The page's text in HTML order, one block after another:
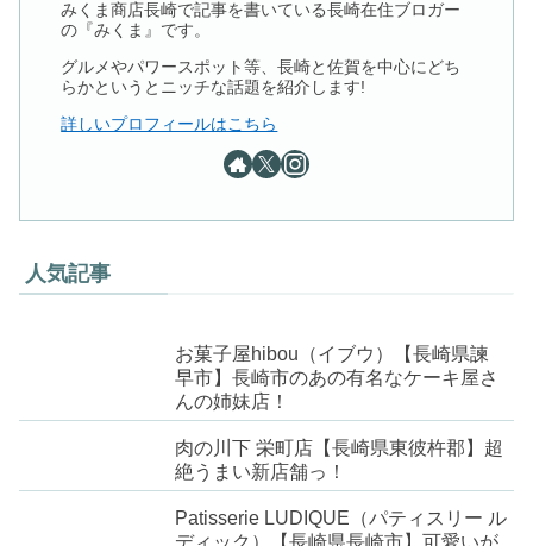
みくま商店長崎で記事を書いている長崎在住ブロガー
の『みくま』です。
グルメやパワースポット等、長崎と佐賀を中心にどち
らかというとニッチな話題を紹介します!
詳しいプロフィールはこちら
人気記事
お菓子屋hibou（イブウ）【長崎県諫
早市】長崎市のあの有名なケーキ屋さ
んの姉妹店！
肉の川下 栄町店【長崎県東彼杵郡】超
絶うまい新店舗っ！
Patisserie LUDIQUE（パティスリー ル